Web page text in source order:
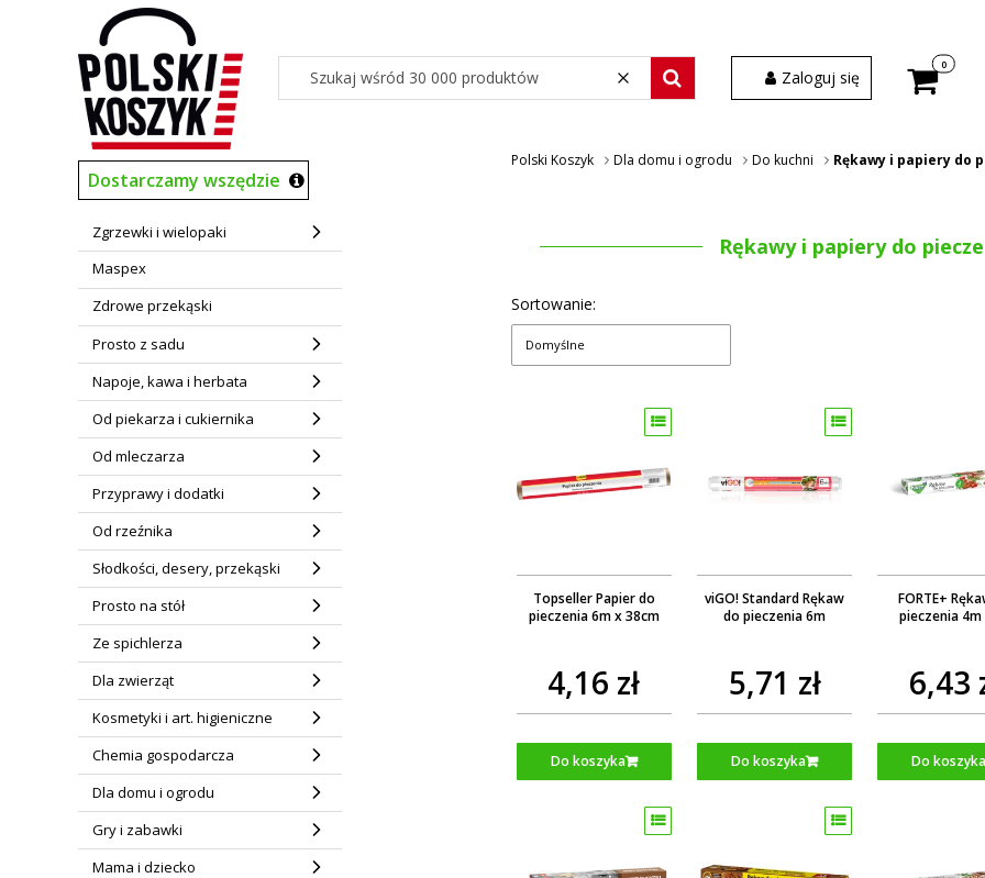
WyczyśćSzukaj wśród 30 000 produktów
Zaloguj się Produkty
Dostarczamy wszędzie
Zgrzewki i wielopaki
Maspex
Zdrowe przekąski
Prosto z sadu
Napoje, kawa i herbata
Od piekarza i cukiernika
Od mleczarza
Przyprawy i dodatki
Od rzeźnika
Słodkości, desery, przekąski
Prosto na stół
Ze spichlerza
Dla zwierząt
Kosmetyki i art. higieniczne
Chemia gospodarcza
Dla domu i ogrodu
Gry i zabawki
Mama i dziecko
Polski Koszyk Dla domu i ogrodu Do kuchni Rękawy i papiery do
Rękawy i papiery do
Sortowanie:
Domyślne
Topseller Papier do
pieczenia 6m x 38cm
4,16 zł
Do koszyka
viGO! Standard Rękaw
do pieczenia 6m
5,71 zł
Do koszyka
FORTE+
pieczenia 4m
6,43
Do